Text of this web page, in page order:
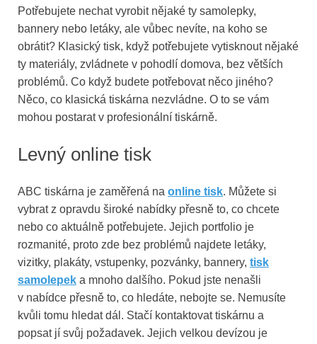
Potřebujete nechat vyrobit nějaké ty samolepky,
bannery nebo letáky, ale vůbec nevíte, na koho se
obrátit? Klasický tisk, když potřebujete vytisknout nějaké
ty materiály, zvládnete v pohodlí domova, bez větších
problémů. Co když budete potřebovat něco jiného?
Něco, co klasická tiskárna nezvládne. O to se vám
mohou postarat v profesionální tiskárně.
Levný online tisk
ABC tiskárna je zaměřená na online tisk. Můžete si
vybrat z opravdu široké nabídky přesně to, co chcete
nebo co aktuálně potřebujete. Jejich portfolio je
rozmanité, proto zde bez problémů najdete letáky,
vizitky, plakáty, vstupenky, pozvánky, bannery, tisk
samolepek a mnoho dalšího. Pokud jste nenašli
v nabídce přesně to, co hledáte, nebojte se. Nemusíte
kvůli tomu hledat dál. Stačí kontaktovat tiskárnu a
popsat jí svůj požadavek. Jejich velkou devízou je